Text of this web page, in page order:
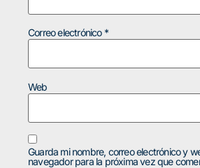
Correo electrónico *
Web
Guarda mi nombre, correo electrónico y
navegador para la próxima vez que